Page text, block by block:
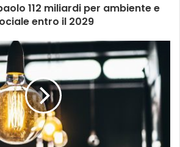
112 miliardi per ambiente e
entro il 2029